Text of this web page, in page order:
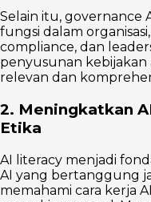
Selain itu, governance
fungsi dalam
compliance, dan
penyusunan kebijakan
relevan dan
2. Meningkatkan
Etika
AI literacy menjadi
AI yang bertanggung
memahami cara kerja